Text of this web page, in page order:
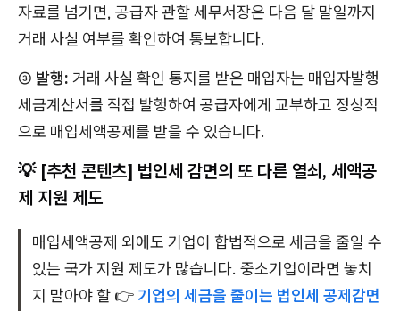
자료를 넘기면, 공급자 관할 세무서장은 다음 달 말일까지
거래 사실 여부를 확인하여 통보합니다.
③ 발행: 거래 사실 확인 통지를 받은 매입자는 매입자발행
세금계산서를 직접 발행하여 공급자에게 교부하고 정상적
으로 매입세액공제를 받을 수 있습니다.
💡 [추천 콘텐츠] 법인세 감면의 또 다른 열쇠, 세액공
제 지원 제도
매입세액공제 외에도 기업이 합법적으로 세금을 줄일 수
있는 국가 지원 제도가 많습니다. 중소기업이라면 놓치
지 말아야 할 👉기업의 세금을 줄이는 법인세 공제감면